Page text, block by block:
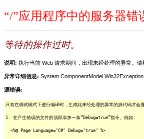
“/”应用程序中的服务器错
等待的操作过时。
说明: 执行当前 Web 请求期间，出现未经处理的异常。
异常详细信息:
源错误:
只有在调试模式下进行编译时，生成此未经处理的异常的源代码才
1. 在产生错误的文件的顶部添加一条“Debug=true”指令。例如:
<%@ Page Language="C#" Debug="true" %>